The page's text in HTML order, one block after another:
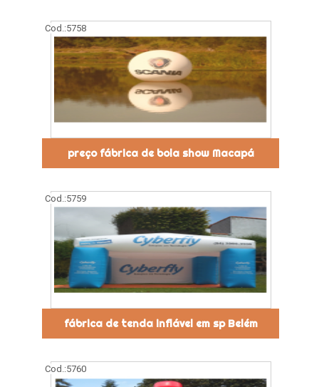
Cod.:5758
preço fábrica de bola show Macapá
Cod.:5759
fábrica de tenda inflável em sp Belém
Cod.:5760